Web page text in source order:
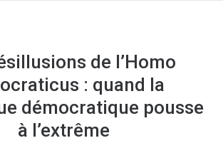
de l’Homo
: quand la
démocratique pousse
à l’extrême